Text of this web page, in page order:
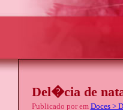
Del�cia de
Publicado porem Doces > D